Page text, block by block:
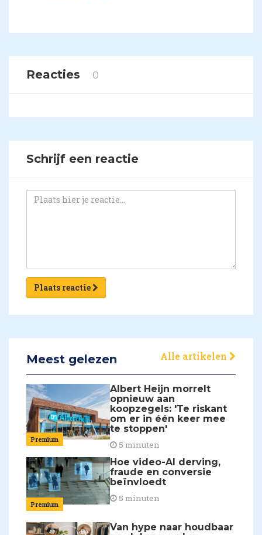
Reacties 0
Schrijf een reactie
Plaats reactie
Meest gelezen Alle artikelen
Premium
Albert Heijn morrelt
opnieuw aan
koopzegels: 'Te riskant
om er in één keer mee
te stoppen'
5 minuten
Premium
Hoe video-AI derving,
fraude en conversie
beïnvloedt
5 minuten
Van hype naar houdbaar